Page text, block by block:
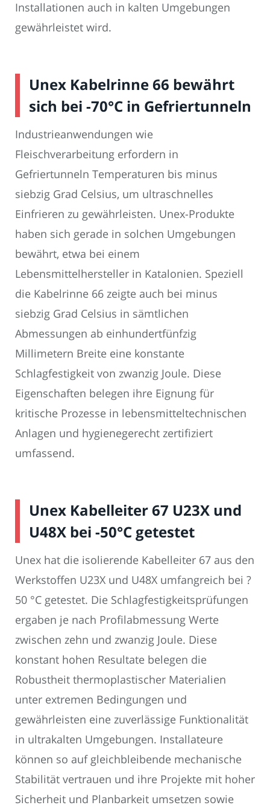
Installationen auch in kalten Umgebungen
gewährleistet wird.
Unex Kabelrinne 66 bewährt
sich bei -70°C in Gefriertunneln
Industrieanwendungen wie
Fleischverarbeitung erfordern in
Gefriertunneln Temperaturen bis minus
siebzig Grad Celsius, um ultraschnelles
Einfrieren zu gewährleisten. Unex-Produkte
haben sich gerade in solchen Umgebungen
bewährt, etwa bei einem
Lebensmittelhersteller in Katalonien. Speziell
die Kabelrinne 66 zeigte auch bei minus
siebzig Grad Celsius in sämtlichen
Abmessungen ab einhundertfünfzig
Millimetern Breite eine konstante
Schlagfestigkeit von zwanzig Joule. Diese
Eigenschaften belegen ihre Eignung für
kritische Prozesse in lebensmitteltechnischen
Anlagen und hygienegerecht zertifiziert
umfassend.
Unex Kabelleiter 67 U23X und
U48X bei -50°C getestet
Unex hat die isolierende Kabelleiter 67 aus den
Werkstoffen U23X und U48X umfangreich bei ?
50 °C getestet. Die Schlagfestigkeitsprüfungen
ergaben je nach Profilabmessung Werte
zwischen zehn und zwanzig Joule. Diese
konstant hohen Resultate belegen die
Robustheit thermoplastischer Materialien
unter extremen Bedingungen und
gewährleisten eine zuverlässige Funktionalität
in ultrakalten Umgebungen. Installateure
können so auf gleichbleibende mechanische
Stabilität vertrauen und ihre Projekte mit hoher
Sicherheit und Planbarkeit umsetzen sowie